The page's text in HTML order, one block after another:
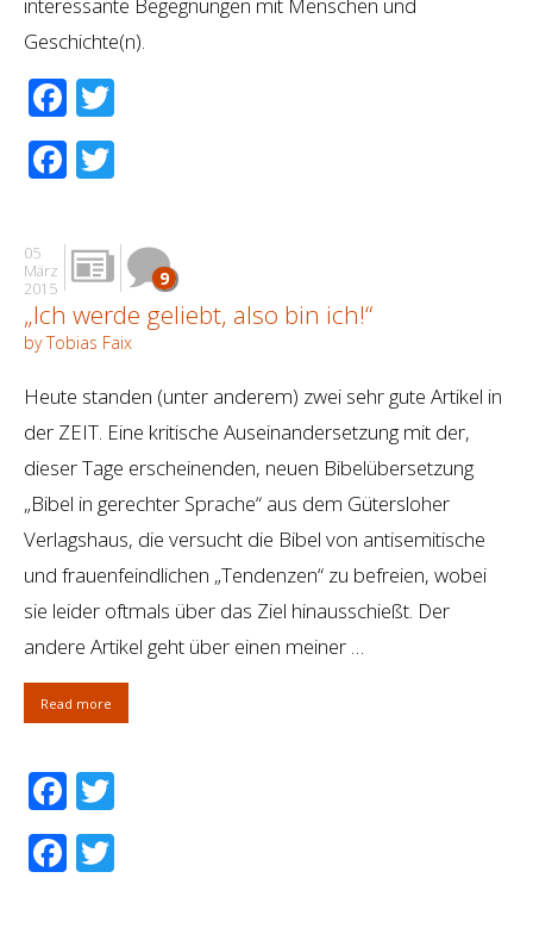
interessante Begegnungen mit Menschen und
Geschichte(n).
Facebook
Facebook
05
März
2015
9
„Ich werde geliebt, also bin ich!“
by Tobias Faix
Heute standen (unter anderem) zwei sehr gute Artikel in
der ZEIT. Eine kritische Auseinandersetzung mit der,
dieser Tage erscheinenden, neuen Bibelübersetzung
„Bibel in gerechter Sprache“ aus dem Gütersloher
Verlagshaus, die versucht die Bibel von antisemitische
und frauenfeindlichen „Tendenzen“ zu befreien, wobei
sie leider oftmals über das Ziel hinausschießt. Der
andere Artikel geht über einen meiner …
Read more
Facebook
Facebook